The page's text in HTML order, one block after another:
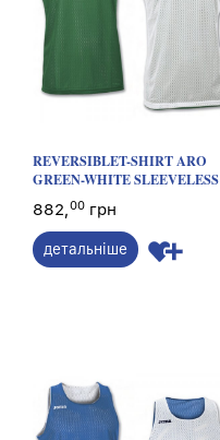
REVERSIBLET-SHIRT ARO
GREEN-WHITE SLEEVELESS
882,00 грн
детальніше